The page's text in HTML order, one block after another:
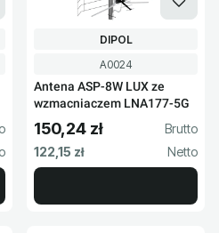
Kod produktu
A0024
Antena ASP-8W LUX ze
wzmacniaczem LNA177-5G
PRODUCENT
DIPOL
Cena brutto
150,24 zł
Cena netto
122,15 zł